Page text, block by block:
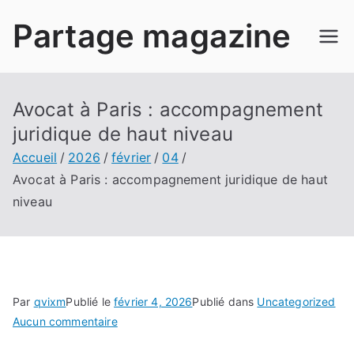
Partage magazine
Avocat à Paris : accompagnement
juridique de haut niveau
Accueil 2026 février
04
Avocat à Paris : accompagnement juridique de haut
niveau
Par qvixmPublié lefévrier 4, 2026Publié dans Uncategorized
Aucun commentairesur